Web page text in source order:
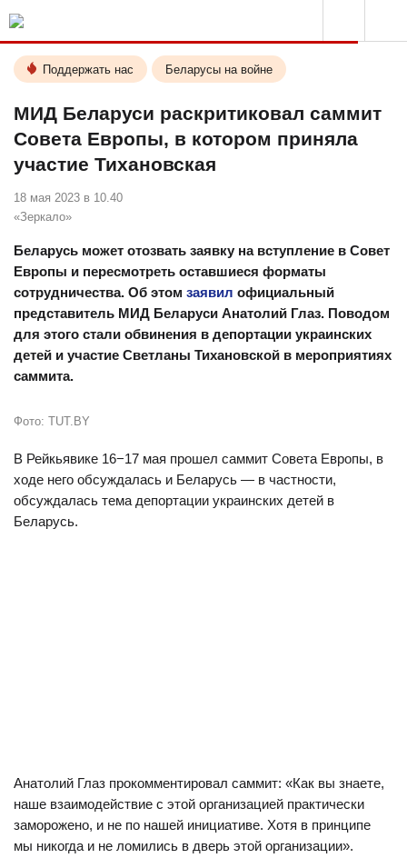
Поддержать нас Беларусы на войне
МИД Беларуси раскритиковал саммит
Совета Европы, в котором приняла
участие Тихановская
18 мая 2023 в 10.40
«Зеркало»
Беларусь может отозвать заявку на вступление в Совет
Европы и пересмотреть оставшиеся форматы
сотрудничества. Об этом заявил официальный
представитель МИД Беларуси Анатолий Глаз. Поводом
для этого стали обвинения в депортации украинских
детей и участие Светланы Тихановской в мероприятиях
саммита.
Фото: TUT.BY
В Рейкьявике 16−17 мая прошел саммит Совета Европы, в
ходе него обсуждалась и Беларусь — в частности,
обсуждалась тема депортации украинских детей в
Беларусь.
Анатолий Глаз прокомментировал саммит: «Как вы знаете,
наше взаимодействие с этой организацией практически
заморожено, и не по нашей инициативе. Хотя в принципе
мы никогда и не ломились в дверь этой организации».